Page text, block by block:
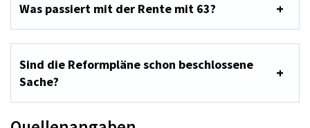
Was passiert mit der Rente mit 63?
Sind die Reformpläne schon beschlossene
Sache?